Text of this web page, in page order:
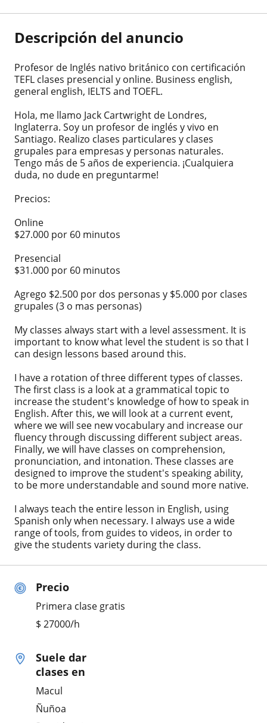
Precio
Primera clase gratis
$ 27000/h
Suele dar
clases en
Macul
Ñuñoa
Descripción del anuncio
Profesor de Inglés nativo británico con certificación
TEFL clases presencial y online. Business english,
general english, IELTS and TOEFL.
Hola, me llamo Jack Cartwright de Londres,
Inglaterra. Soy un profesor de inglés y vivo en
Santiago. Realizo clases particulares y clases
grupales para empresas y personas naturales.
Tengo más de 5 años de experiencia. ¡Cualquiera
duda, no dude en preguntarme!
Precios:
Online
$27.000 por 60 minutos
Presencial
$31.000 por 60 minutos
Agrego $2.500 por dos personas y $5.000 por clases
grupales (3 o mas personas)
My classes always start with a level assessment. It is
important to know what level the student is so that I
can design lessons based around this.
I have a rotation of three different types of classes.
The first class is a look at a grammatical topic to
increase the student's knowledge of how to speak in
English. After this, we will look at a current event,
where we will see new vocabulary and increase our
fluency through discussing different subject areas.
Finally, we will have classes on comprehension,
pronunciation, and intonation. These classes are
designed to improve the student's speaking ability,
to be more understandable and sound more native.
I always teach the entire lesson in English, using
Spanish only when necessary. I always use a wide
range of tools, from guides to videos, in order to
give the students variety during the class.